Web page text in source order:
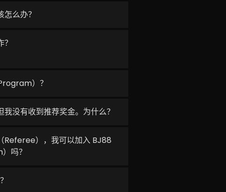
么办？
）？
没有收到推荐奖金。为什么？
Referee），我可以加入 BJ88
吗？